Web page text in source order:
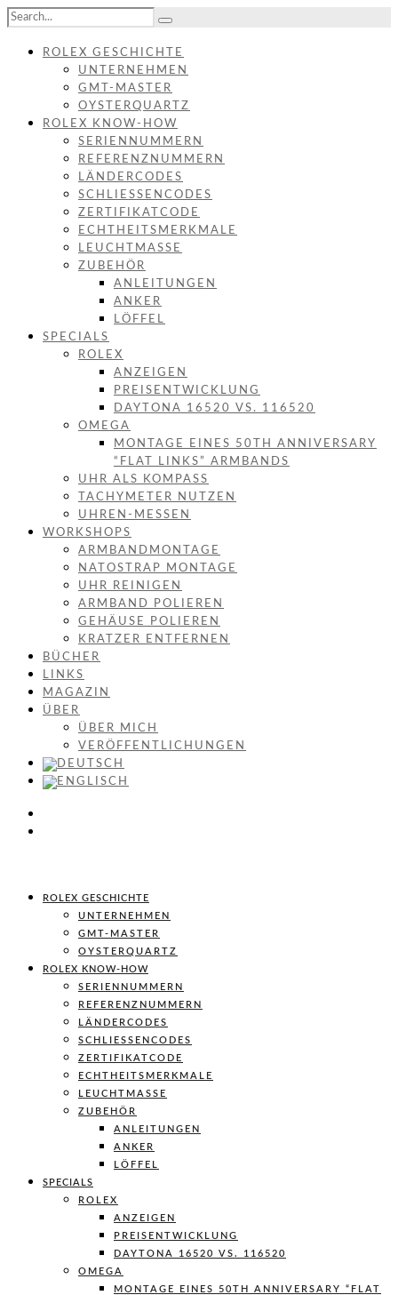
ROLEX GESCHICHTE
UNTERNEHMEN
GMT-MASTER
OYSTERQUARTZ
ROLEX KNOW-HOW
SERIENNUMMERN
REFERENZNUMMERN
LÄNDERCODES
SCHLIESSENCODES
ZERTIFIKATCODE
ECHTHEITSMERKMALE
LEUCHTMASSE
ZUBEHÖR
ANLEITUNGEN
ANKER
LÖFFEL
SPECIALS
ROLEX
ANZEIGEN
PREISENTWICKLUNG
DAYTONA 16520 VS. 116520
OMEGA
MONTAGE EINES 50TH ANNIVERSARY
“FLAT LINKS” ARMBANDS
UHR ALS KOMPASS
TACHYMETER NUTZEN
UHREN-MESSEN
WORKSHOPS
ARMBANDMONTAGE
NATOSTRAP MONTAGE
UHR REINIGEN
ARMBAND POLIEREN
GEHÄUSE POLIEREN
KRATZER ENTFERNEN
BÜCHER
LINKS
MAGAZIN
ÜBER
ÜBER MICH
VERÖFFENTLICHUNGEN
ROLEX GESCHICHTE
UNTERNEHMEN
GMT-MASTER
OYSTERQUARTZ
ROLEX KNOW-HOW
SERIENNUMMERN
REFERENZNUMMERN
LÄNDERCODES
SCHLIESSENCODES
ZERTIFIKATCODE
ECHTHEITSMERKMALE
LEUCHTMASSE
ZUBEHÖR
ANLEITUNGEN
ANKER
LÖFFEL
SPECIALS
ROLEX
ANZEIGEN
PREISENTWICKLUNG
DAYTONA 16520 VS. 116520
OMEGA
MONTAGE EINES 50TH ANNIVERSARY “FLAT